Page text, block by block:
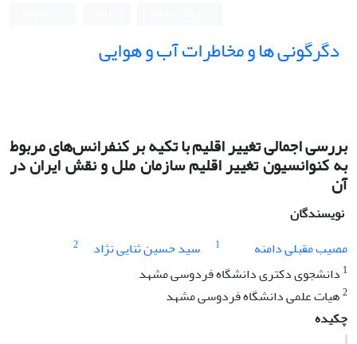
دگرگونی ها و مخاطرات آب و هوایی
بررسی اجمالی تغییر اقلیم با تکیه بر کنفرانس‌های مربوط
به کنوانسیون تغییر اقلیم سازمان ملل و نقش ایران در
آن
نویسندگان
مصیب مقبلی دامنه
1 سید حسین ثنایی نژاد
2
1 دانشجوی دکتری دانشگاه فردوسی مشهد
2هیات علمی دانشگاه فردوسی مشهد
چکیده